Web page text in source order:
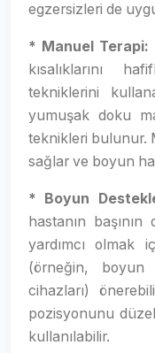
egzersizleri de
* Manuel Terapi:
kısalıklarını
tekniklerini
yumuşak doku
teknikleri bulunur.
sağlar ve boyun
* Boyun
hastanın
yardımcı olmak
(örneğin, boyun
cihazları)
pozisyonunu
kullanılabilir.